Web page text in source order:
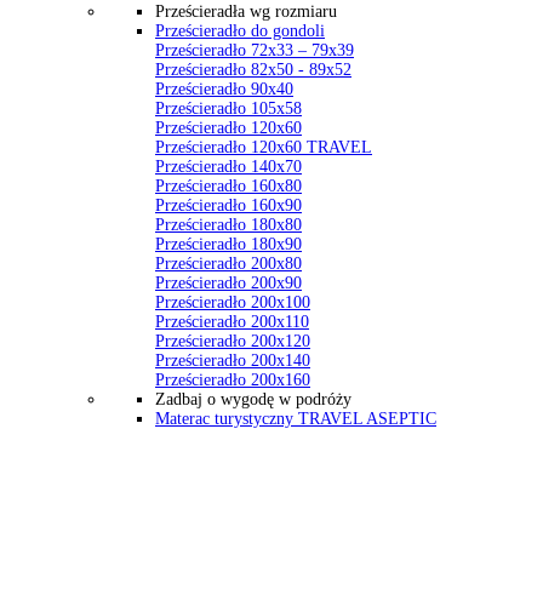
Prześcieradła wg rozmiaru
Prześcieradło do gondoli
Prześcieradło 72x33 – 79x39
Prześcieradło 82x50 - 89x52
Prześcieradło 90x40
Prześcieradło 105x58
Prześcieradło 120x60
Prześcieradło 120x60 TRAVEL
Prześcieradło 140x70
Prześcieradło 160x80
Prześcieradło 160x90
Prześcieradło 180x80
Prześcieradło 180x90
Prześcieradło 200x80
Prześcieradło 200x90
Prześcieradło 200x100
Prześcieradło 200x110
Prześcieradło 200x120
Prześcieradło 200x140
Prześcieradło 200x160
Zadbaj o wygodę w podróży
Materac turystyczny TRAVEL ASEPTIC